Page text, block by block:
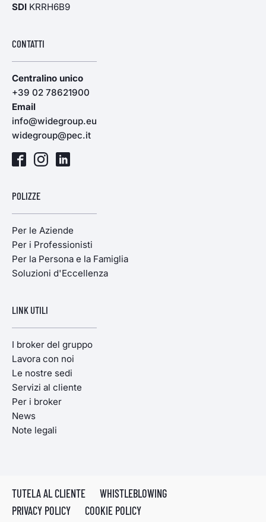
SDI KRRH6B9
CONTATTI
Centralino unico
+39 02 78621900
Email
info@widegroup.eu
widegroup@pec.it
POLIZZE
Per le Aziende
Per i Professionisti
Per la Persona e la Famiglia
Soluzioni d'Eccellenza
LINK UTILI
I broker del gruppo
Lavora con noi
Le nostre sedi
Servizi al cliente
Per i broker
News
Note legali
TUTELA AL CLIENTE
WHISTLEBLOWING
PRIVACY POLICY
COOKIE POLICY